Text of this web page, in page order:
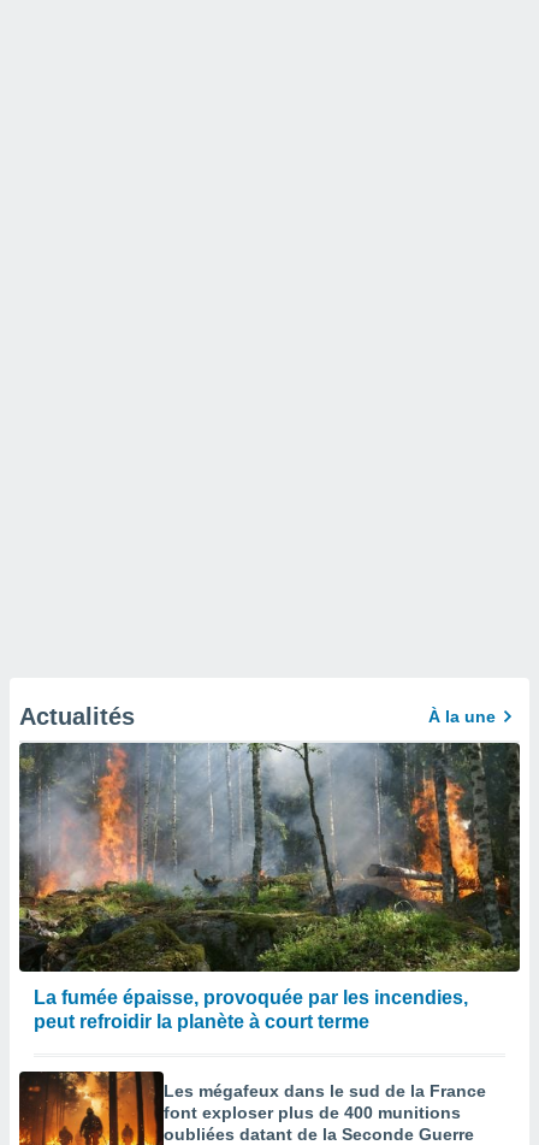
Actualités À la une
La fumée épaisse, provoquée par les incendies,
peut refroidir la planète à court terme
Les mégafeux dans le sud de la France
font exploser plus de 400 munitions
oubliées datant de la Seconde Guerre